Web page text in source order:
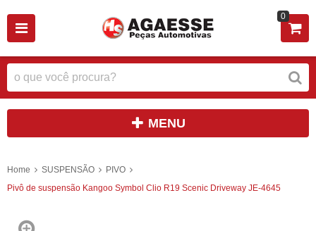
0
MENU
Home SUSPENSÃO
PIVO
Pivô de suspensão Kangoo Symbol Clio R19 Scenic Driveway JE-4645